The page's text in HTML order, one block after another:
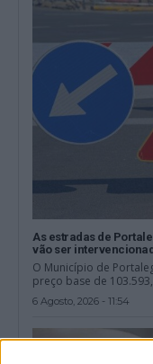
As estradas de
vão ser
O Município de
preço base de
6 Agosto, 2026 - 11:54